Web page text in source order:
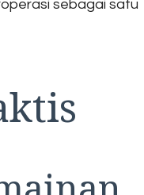
sebagai satu